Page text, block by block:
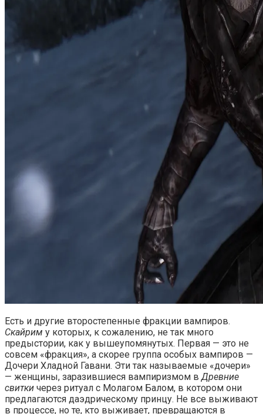
Есть и другие второстепенные фракции вампиров.
Скайрим у которых, к сожалению, не так много
предыстории, как у вышеупомянутых. Первая — это не
совсем «фракция», а скорее группа особых вампиров —
Дочери Хладной Гавани. Эти так называемые «дочери»
— женщины, заразившиеся вампиризмом вДревние
свитки через ритуал с Молагом Балом, в котором они
предлагаются даэдрическому принцу. Не все выживают
в процессе, но те, кто выживает, превращаются в